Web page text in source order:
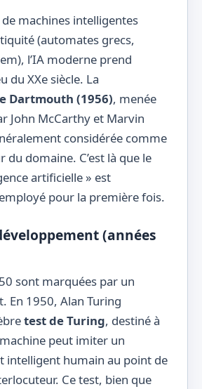
de machines intelligentes
(automates grecs,
l’IA moderne prend
du XXe siècle. La
Dartmouth (1956), menée
John McCarthy et Marvin
considérée comme
du domaine. C’est là que le
artificielle » est
pour la première fois.
(années
sont marquées par un
En 1950, Alan Turing
test de Turing, destiné à
peut imiter un
intelligent humain au point de
Ce test, bien que